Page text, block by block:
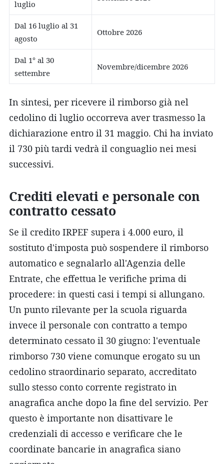
luglio
Dal 16 luglio al 31
agosto
Ottobre 2026
Dal 1° al 30
settembre
Novembre/dicembre 2026
In sintesi, per ricevere il rimborso già nel
cedolino di luglio occorreva aver trasmesso la
dichiarazione entro il 31 maggio. Chi ha inviato
il 730 più tardi vedrà il conguaglio nei mesi
successivi.
Crediti elevati e personale con
contratto cessato
Se il credito IRPEF supera i 4.000 euro, il
sostituto d'imposta può sospendere il rimborso
automatico e segnalarlo all'Agenzia delle
Entrate, che effettua le verifiche prima di
procedere: in questi casi i tempi si allungano.
Un punto rilevante per la scuola riguarda
invece il personale con contratto a tempo
determinato cessato il 30 giugno: l'eventuale
rimborso 730 viene comunque erogato su un
cedolino straordinario separato, accreditato
sullo stesso conto corrente registrato in
anagrafica anche dopo la fine del servizio. Per
questo è importante non disattivare le
credenziali di accesso e verificare che le
coordinate bancarie in anagrafica siano